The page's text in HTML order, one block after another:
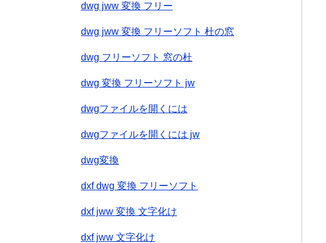
dwg jww 変換 フリー
dwg jww 変換 フリーソフト 杜の窓
dwg フリーソフト 窓の杜
dwg 変換 フリーソフト jw
dwgファイルを開くには
dwgファイルを開くには jw
dwg変換
dxf dwg 変換 フリーソフト
dxf jww 変換 文字化け
dxf jww 文字化け